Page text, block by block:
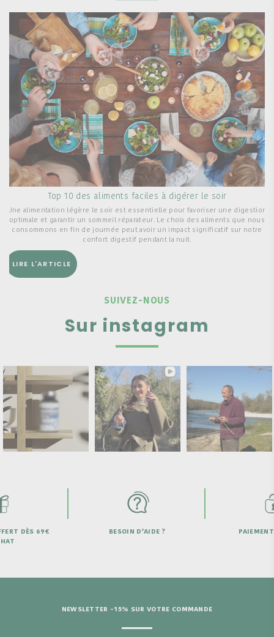
Top 10 des aliments faciles à digérer le soir
Une alimentation légère le soir est essentielle pour favoriser une digestion
optimale et garantir un sommeil réparateur. Le choix des aliments que nous
consommons en fin de journée peut avoir un impact significatif sur notre
confort digestif pendant la nuit.
LIRE L'ARTICLE
SUIVEZ-NOUS
Sur instagram
? PAIEMENT SECURISÉ
LIVRAISON
NEWSLETTER -15% SUR VOTRE COMMANDE